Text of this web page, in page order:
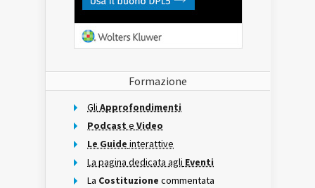
Formazione
Gli Approfondimenti
Podcast e Video
Le Guide interattive
La pagina dedicata agli Eventi
La Costituzione commentata